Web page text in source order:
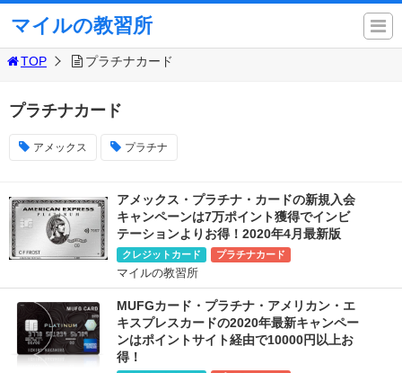
マイルの教習所
TOP プラチナカード
プラチナカード
アメックス プラチナ
アメックス・プラチナ・カードの新規入会
キャンペーンは7万ポイント獲得でインビ
テーションよりお得！2020年4月最新版
クレジットカード プラチナカード
マイルの教習所
MUFGカード・プラチナ・アメリカン・エ
キスプレスカードの2020年最新キャンペー
ンはポイントサイト経由で10000円以上お
得！